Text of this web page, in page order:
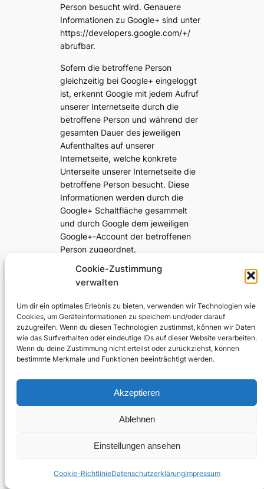
Cookie-Zustimmung
verwalten
Um dir ein optimales Erlebnis zu bieten, verwenden wir Technologien wie
Cookies, um Geräteinformationen zu speichern und/oder darauf
zuzugreifen. Wenn du diesen Technologien zustimmst, können wir Daten
wie das Surfverhalten oder eindeutige IDs auf dieser Website verarbeiten.
Wenn du deine Zustimmung nicht erteilst oder zurückziehst, können
bestimmte Merkmale und Funktionen beeinträchtigt werden.
Akzeptieren
Ablehnen
Einstellungen ansehen
Cookie-RichtlinieDatenschutzerklärungImpressum
Person besucht wird. Genauere
Informationen zu Google+ sind unter
https://developers.google.com/+/
abrufbar.
Sofern die betroffene Person
gleichzeitig bei Google+ eingeloggt
ist, erkennt Google mit jedem Aufruf
unserer Internetseite durch die
betroffene Person und während der
gesamten Dauer des jeweiligen
Aufenthaltes auf unserer
Internetseite, welche konkrete
Unterseite unserer Internetseite die
betroffene Person besucht. Diese
Informationen werden durch die
Google+ Schaltfläche gesammelt
und durch Google dem jeweiligen
Google+-Account der betroffenen
Person zugeordnet.
Betätigt die betroffene Person einen
der auf unserer Internetseite
gibt damit eine Google+1
Empfehlung ab, ordnet Google diese
Information dem persönlichen
Google+-Benutzerkonto der
betroffenen Person zu und speichert
Google speichert die Google+1-
Empfehlung der betroffenen Person
Bedingungen öffentlich zugänglich.
dieser Internetseite abgegebene